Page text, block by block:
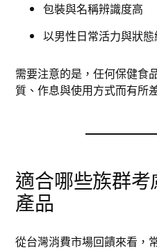
包裝與名稱辨識度高
以男性日常活力與狀
需要注意的是，任何保健食
質、作息與使用方式而有所
適合哪些族群
產品
從台灣消費市場回饋來看，